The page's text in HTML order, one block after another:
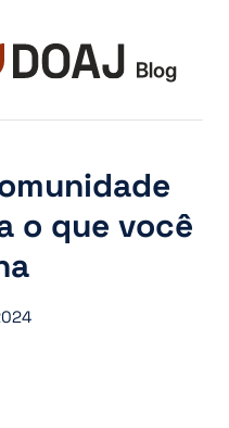
المحتوى
o que você